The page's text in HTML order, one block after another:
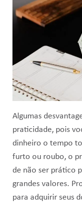
Algumas
praticidade, pois
dinheiro o tempo
furto ou roubo, o
de não ser prático
grandes valores.
para adquirir seus